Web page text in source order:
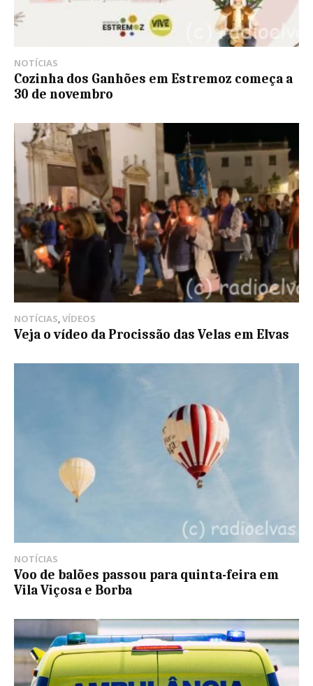
NOTÍCIAS
Cozinha dos Ganhões em Estremoz começa a
30 de novembro
NOTÍCIAS,VÍDEOS
Veja o vídeo da Procissão das Velas em Elvas
NOTÍCIAS
Voo de balões passou para quinta-feira em
Vila Viçosa e Borba